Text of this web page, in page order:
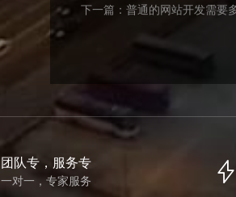
下一篇：普通的网站开发需要
团队专，服务专
一对一，专家服务